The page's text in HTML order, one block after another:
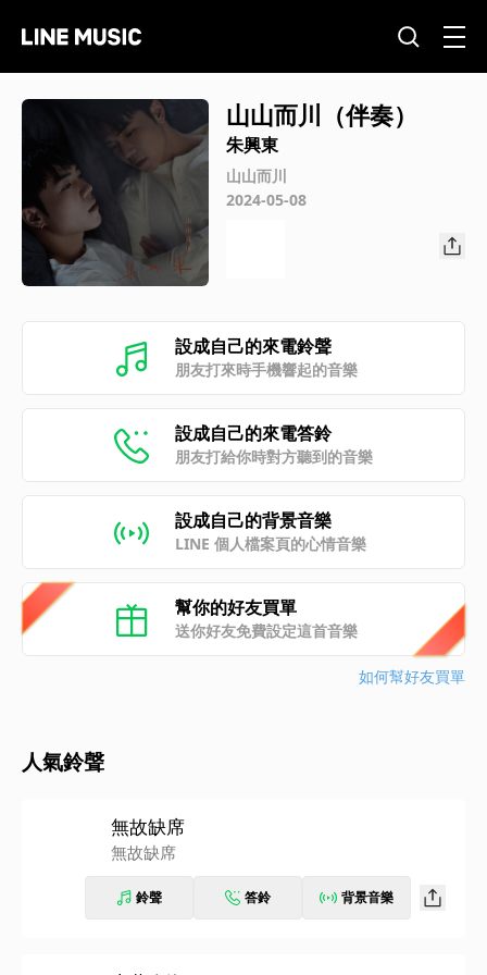
山山而川（伴奏）
朱興東
山山而川
2024-05-08
設成自己的來電鈴聲
朋友打來時手機響起的音樂
設成自己的來電答鈴
朋友打給你時對方聽到的音樂
設成自己的背景音樂
LINE 個人檔案頁的心情音樂
幫你的好友買單
送你好友免費設定這首音樂
如何幫好友買單
人氣鈴聲
無故缺席
無故缺席
鈴聲 答鈴 背景音樂